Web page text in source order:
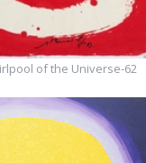
of the Universe-62